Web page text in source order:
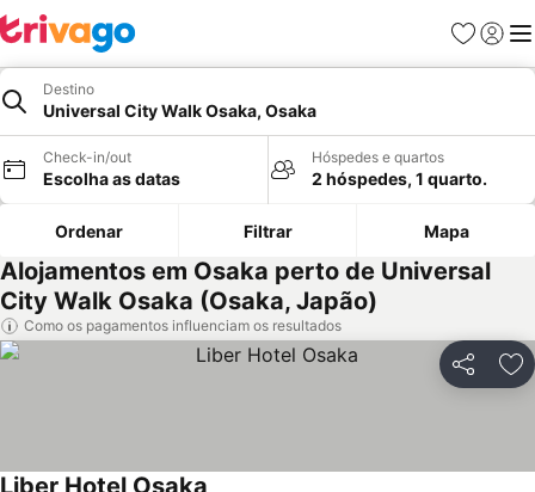
Favoritos
Iniciar
Destino
Universal City Walk Osaka, Osaka
Check-in/out
Escolha as datas
Hóspedes e quartos
2 hóspedes, 1 quarto.
Ordenar Filtrar Mapa
Alojamentos em Osaka perto de Universal
City Walk Osaka (Osaka, Japão)
Como os pagamentos influenciam os resultados
Partilhar
Liber Hotel Osaka